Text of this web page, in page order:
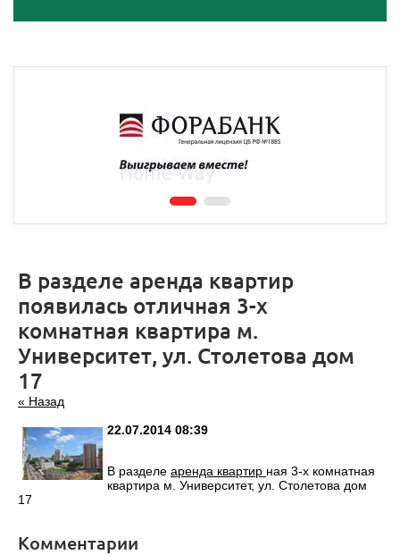
В разделе аренда квартир
появилась отличная 3-х
комнатная квартира м.
Университет, ул. Столетова дом
17
« Назад
22.07.2014 08:39
В разделе аренда квартир ная 3-х комнатная
квартира м. Университет, ул. Столетова дом
17
Комментарии